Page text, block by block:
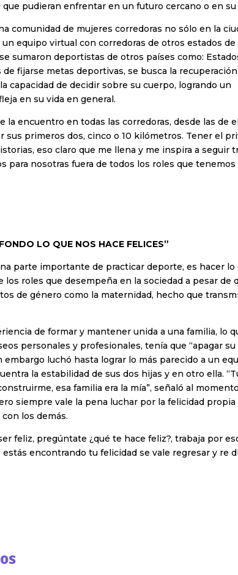
pudieran enfrentar en un futuro cercano o en su
comunidad de mujeres corredoras no sólo en la
equipo virtual con corredoras de otros estados de
sumaron deportistas de otros países como:
de fijarse metas deportivas, se busca la
capacidad de decidir sobre su cuerpo, logrando un
en su vida en general.
la encuentro en todas las corredoras, desde las de
sus primeros dos, cinco o 10 kilómetros. Tener el
eso claro que me llena y me inspira a seguir
para nosotras fuera de todos los roles que tenemos
LO QUE NOS HACE FELICES”
parte importante de practicar deporte, es hacer lo
roles que desempeña en la sociedad a pesar de
de género como la maternidad, hecho que
de formar y mantener unida a una familia, lo
personales y profesionales, tenía que “apagar su
embargo luchó hasta lograr lo más parecido a un
la estabilidad de sus dos hijas y en otro ella.
esa familia era la mía”, señaló al
siempre vale la pena luchar por la felicidad propia
los demás.
feliz, pregúntate ¿qué te hace feliz?, trabaja por
encontrando tu felicidad se vale regresar y re